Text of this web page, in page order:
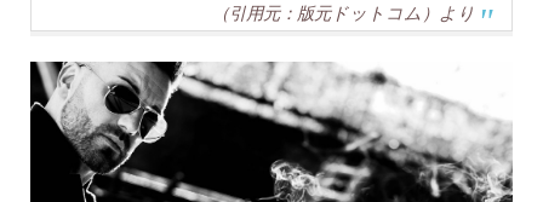
（引用元：版元ドットコム）より